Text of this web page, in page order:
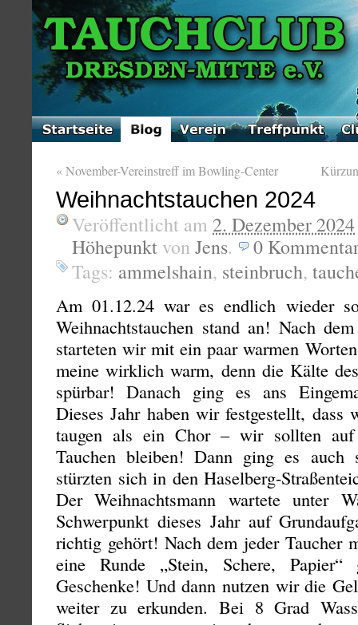
«November-Vereinstreff im Bowling-Center
Weihnachtstauchen 2024
Veröffentlicht am 2. Dezember 2024
Höhepunkt von Jens. 0
Tags: ammelshain, steinbruch,
Am 01.12.24 war es endlich wieder
Weihnachtstauchen stand an! Nach
starteten wir mit ein paar warmen
meine wirklich warm, denn die Kälte
spürbar! Danach ging es ans
Dieses Jahr haben wir festgestellt, dass
taugen als ein Chor – wir sollten
Tauchen bleiben! Dann ging es auch
stürzten sich in den Haselberg-
Der Weihnachtsmann wartete unter
Schwerpunkt dieses Jahr auf
richtig gehört! Nach dem jeder Taucher
eine Runde „Stein, Schere,
Geschenke! Und dann nutzen wir die
weiter zu erkunden. Bei 8 Grad